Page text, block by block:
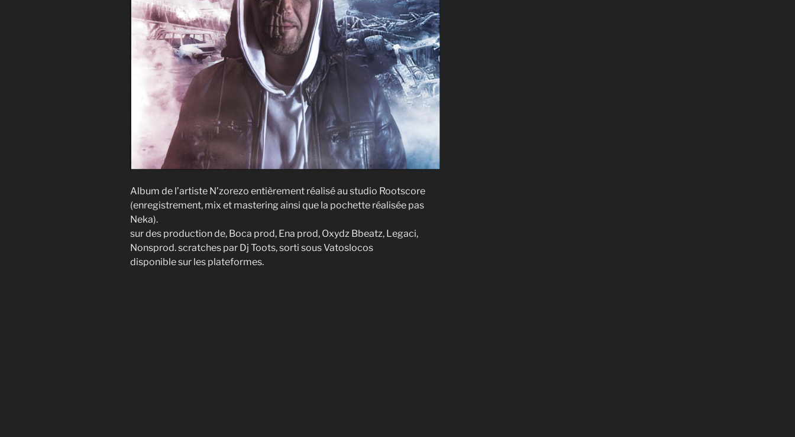
Album de l’artiste N’zorezo entièrement réalisé au studio Rootscore
(enregistrement, mix et mastering ainsi que la pochette réalisée pas
Neka).
sur des production de, Boca prod, Ena prod, Oxydz Bbeatz, Legaci,
Nonsprod. scratches par Dj Toots, sorti sous Vatoslocos
disponible sur les plateformes.